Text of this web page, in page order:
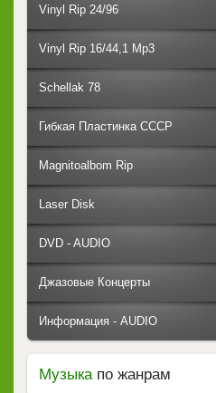
Vinyl Rip 24/96
Vinyl Rip 16/44,1 Mp3
Schellak 78
Гибкая Пластинка СССР
Magnitoalbom Rip
Laser Disk
DVD - AUDIO
Джазовые Концерты
Информация - AUDIO
Музыкапо жанрам